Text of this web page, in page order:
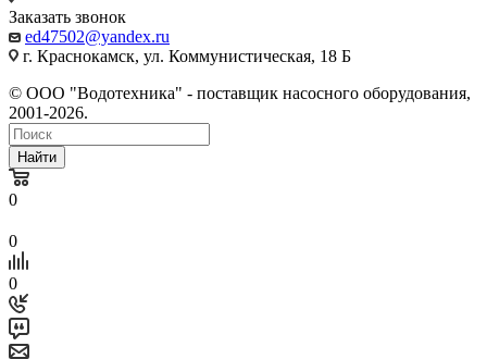
Заказать звонок
ed47502@yandex.ru
г. Краснокамск, ул. Коммунистическая, 18 Б
© ООО "Водотехника" - поставщик насосного оборудования,
2001-2026.
Найти
0
0
0